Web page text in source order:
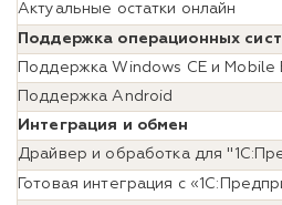
Актуальные остатки онлайн
Поддержка операционных
Поддержка Windows CE и Mobile
Поддержка Android
Интеграция и обмен
Драйвер и обработка для
Готовая интеграция с